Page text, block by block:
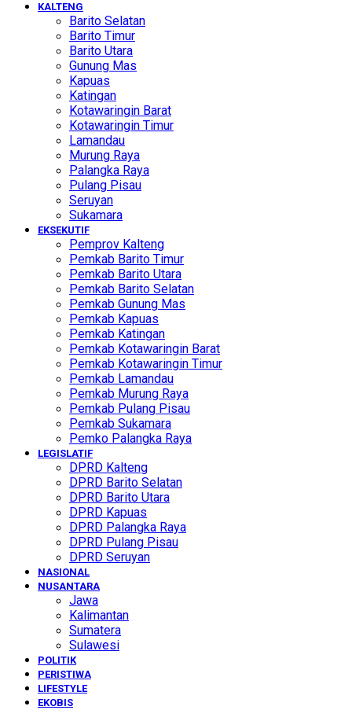
KALTENG
Barito Selatan
Barito Timur
Barito Utara
Gunung Mas
Kapuas
Katingan
Kotawaringin Barat
Kotawaringin Timur
Lamandau
Murung Raya
Palangka Raya
Pulang Pisau
Seruyan
Sukamara
EKSEKUTIF
Pemprov Kalteng
Pemkab Barito Timur
Pemkab Barito Utara
Pemkab Barito Selatan
Pemkab Gunung Mas
Pemkab Kapuas
Pemkab Katingan
Pemkab Kotawaringin Barat
Pemkab Kotawaringin Timur
Pemkab Lamandau
Pemkab Murung Raya
Pemkab Pulang Pisau
Pemkab Sukamara
Pemko Palangka Raya
LEGISLATIF
DPRD Kalteng
DPRD Barito Selatan
DPRD Barito Utara
DPRD Kapuas
DPRD Palangka Raya
DPRD Pulang Pisau
DPRD Seruyan
NASIONAL
NUSANTARA
Jawa
Kalimantan
Sumatera
Sulawesi
POLITIK
PERISTIWA
LIFESTYLE
EKOBIS